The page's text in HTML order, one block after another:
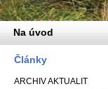
Články
ARCHIV AKTUALIT
Na úvod